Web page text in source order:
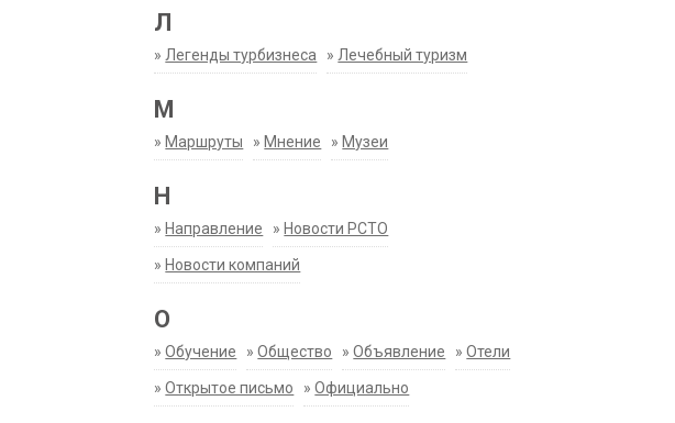
Л
» Легенды турбизнеса » Лечебный туризм
М
» Маршруты » Мнение » Музеи
Н
» Направление » Новости РСТО
» Новости компаний
О
»Обучение »Общество »Объявление »Отели
»Открытое письмо »Официально